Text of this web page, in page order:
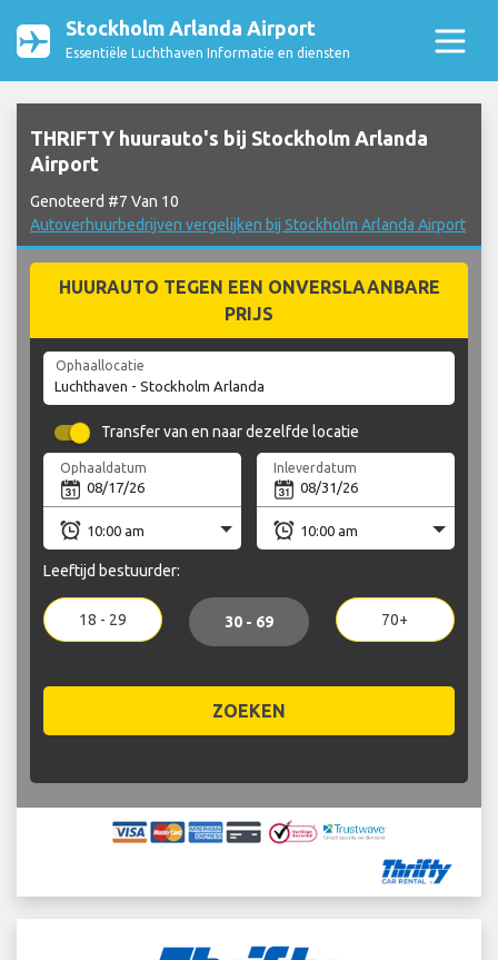
Stockholm Arlanda Airport
Essentiële Luchthaven Informatie en diensten
THRIFTY huurauto's bij Stockholm Arlanda
Airport
Genoteerd #7 Van 10
Autoverhuurbedrijven vergelijken bij Stockholm Arlanda Airport
HUURAUTO TEGEN EEN ONVERSLAANBARE
PRIJS
Ophaallocatie
Transfer van en naar dezelfde locatie
Ophaaldatum Inleverdatum
Leeftijd bestuurder:
18 - 29 30 - 69 70+
ZOEKEN